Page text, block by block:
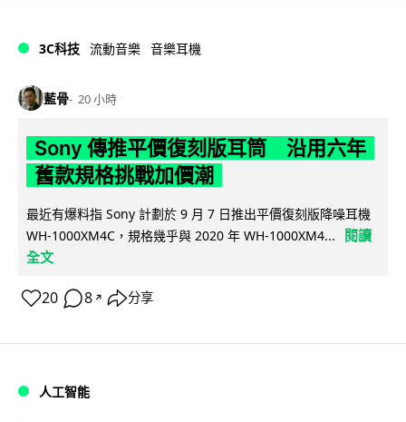
3C科技 流動音樂 音樂耳機
藍骨 20 小時
Sony 傳推平價復刻版耳筒 沿用六年
舊款規格挑戰加價潮
最近有爆料指 Sony 計劃於 9 月 7 日推出平價復刻版降噪耳機
WH-1000XM4C，規格幾乎與 2020 年 WH-1000XM4...
閱讀
全文
20 8 ↗ 分享
人工智能